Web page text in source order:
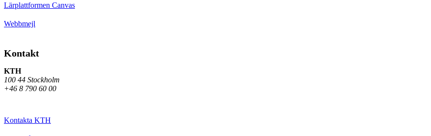
Lärplattformen Canvas
Webbmejl
Kontakt
KTH
100 44 Stockholm
+46 8 790 60 00
Kontakta KTH